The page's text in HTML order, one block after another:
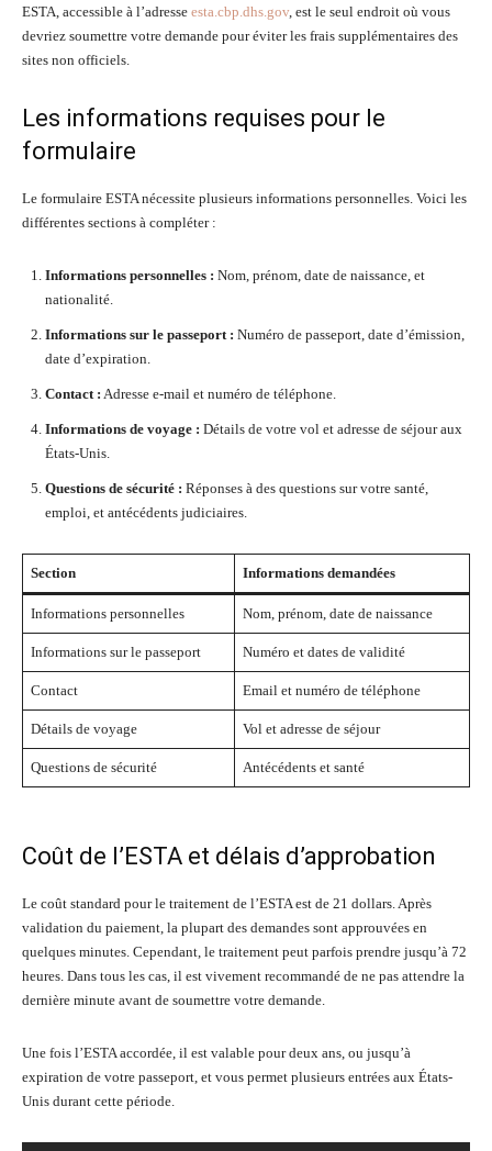
ESTA, accessible à l’adresse esta.cbp.dhs.gov, est le seul endroit où vous
devriez soumettre votre demande pour éviter les frais supplémentaires des
sites non officiels.
Les informations requises pour le
formulaire
Le formulaire ESTA nécessite plusieurs informations personnelles. Voici les
différentes sections à compléter :
Informations personnelles : Nom, prénom, date de naissance, et
nationalité.
Informations sur le passeport : Numéro de passeport, date d’émission,
date d’expiration.
Contact : Adresse e-mail et numéro de téléphone.
Informations de voyage : Détails de votre vol et adresse de séjour aux
États-Unis.
Questions de sécurité : Réponses à des questions sur votre santé,
emploi, et antécédents judiciaires.
Section Informations demandées
Informations personnelles Nom, prénom, date de naissance
Informations sur le passeport Numéro et dates de validité
Contact Email et numéro de téléphone
Détails de voyage Vol et adresse de séjour
Questions de sécurité Antécédents et santé
Coût de l’ESTA et délais d’approbation
Le coût standard pour le traitement de l’ESTA est de 21 dollars. Après
validation du paiement, la plupart des demandes sont approuvées en
quelques minutes. Cependant, le traitement peut parfois prendre jusqu’à 72
heures. Dans tous les cas, il est vivement recommandé de ne pas attendre la
dernière minute avant de soumettre votre demande.
Une fois l’ESTA accordée, il est valable pour deux ans, ou jusqu’à
expiration de votre passeport, et vous permet plusieurs entrées aux États-
Unis durant cette période.